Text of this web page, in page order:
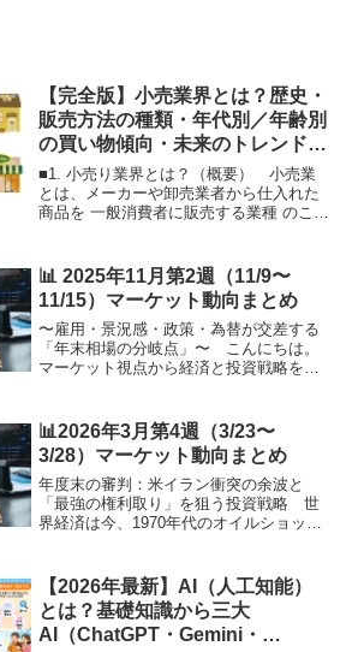
【完全版】小売業界とは？歴史・
販売方法の種類・年代別／年齢別
の買い物傾向・未来のトレンドま
で徹底解説
■1. 小売り業界とは？（概要） 小売業
とは、メーカーや卸売業者から仕入れた
商品を 一般消費者に販売する業種 のこ
業の役割商品アソート（品揃え） 多様
なメーカーの商品...
📊 2025年11月第2週（11/9〜
11/15）マーケット動向まとめ
〜雇用・景況感・政策・為替が交差する
「年末相場の分岐点」〜 こんにちは。
マーケット視点から経済と投資戦略を読
を大きく動かしやすいイベント」を網羅
的に整理...
📊2026年3月第4週（3/23〜
3/28）マーケット動向まとめ
年度末の審判：米イラン衝突の余波と
「最強の権利取り」を狙う投資戦略 世
界経済は今、1970年代のオイルショック
ます。 先週、日米の中央銀行が歴史的
な政策判断を下した...
【2026年最新】AI（人工知能）
とは？基礎知識から三大
AI（ChatGPT・Gemini・